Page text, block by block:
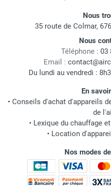
Nous
35 route de Colmar,
Nous
Téléphone : 03
Email :
Du lundi au vendredi :
En
• Conseils d'achat d'appareils
de
• Lexique du chauffage
• Location
Nos modes